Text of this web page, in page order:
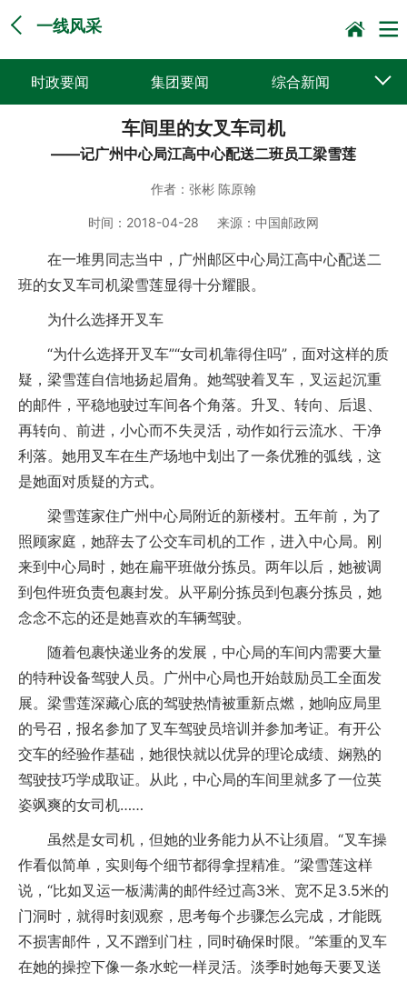
一线风采
时政要闻 集团要闻 综合新闻
党建动态 普遍服务
集邮报道
车间里的女叉车司机
——记广州中心局江高中心配送二班员工梁雪莲
作者： 张彬 陈原翰
时间： 2018-04-28 来源： 中国邮政网
在一堆男同志当中，广州邮区中心局江高中心配送二
班的女叉车司机梁雪莲显得十分耀眼。
为什么选择开叉车
“为什么选择开叉车”“女司机靠得住吗”，面对这样的质
疑，梁雪莲自信地扬起眉角。她驾驶着叉车，叉运起沉重
的邮件，平稳地驶过车间各个角落。升叉、转向、后退、
再转向、前进，小心而不失灵活，动作如行云流水、干净
利落。她用叉车在生产场地中划出了一条优雅的弧线，这
是她面对质疑的方式。
梁雪莲家住广州中心局附近的新楼村。五年前，为了
照顾家庭，她辞去了公交车司机的工作，进入中心局。刚
来到中心局时，她在扁平班做分拣员。两年以后，她被调
到包件班负责包裹封发。从平刷分拣员到包裹分拣员，她
念念不忘的还是她喜欢的车辆驾驶。
随着包裹快递业务的发展，中心局的车间内需要大量
的特种设备驾驶人员。广州中心局也开始鼓励员工全面发
展。梁雪莲深藏心底的驾驶热情被重新点燃，她响应局里
的号召，报名参加了叉车驾驶员培训并参加考证。有开公
交车的经验作基础，她很快就以优异的理论成绩、娴熟的
驾驶技巧学成取证。从此，中心局的车间里就多了一位英
姿飒爽的女司机……
虽然是女司机，但她的业务能力从不让须眉。“叉车操
作看似简单，实则每个细节都得拿捏精准。”梁雪莲这样
说，“比如叉运一板满满的邮件经过高3米、宽不足3.5米的
门洞时，就得时刻观察，思考每个步骤怎么完成，才能既
不损害邮件，又不蹭到门柱，同时确保时限。”笨重的叉车
在她的操控下像一条水蛇一样灵活。淡季时她每天要叉送